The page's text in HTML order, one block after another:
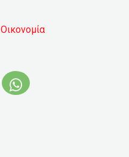
Οικονομία